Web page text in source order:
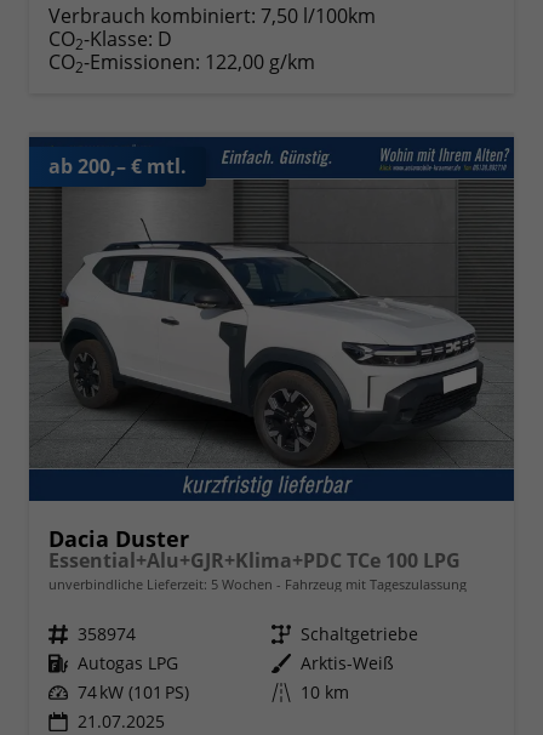
Verbrauch kombiniert: 7,50 l/100km
CO2-Klasse: D
CO2-Emissionen: 122,00 g/km
ab 200,– € mtl.
Dacia Duster
Essential+Alu+GJR+Klima+PDC TCe 100 LPG
unverbindliche Lieferzeit: 5 Wochen Fahrzeug mit Tageszulassung
Fahrzeugnr. 358974 Getriebe Schaltgetriebe
Kraftstoff Autogas LPG Außenfarbe Arktis-Weiß
Leistung 74 kW (101 PS) Kilometerstand 10 km
21.07.2025